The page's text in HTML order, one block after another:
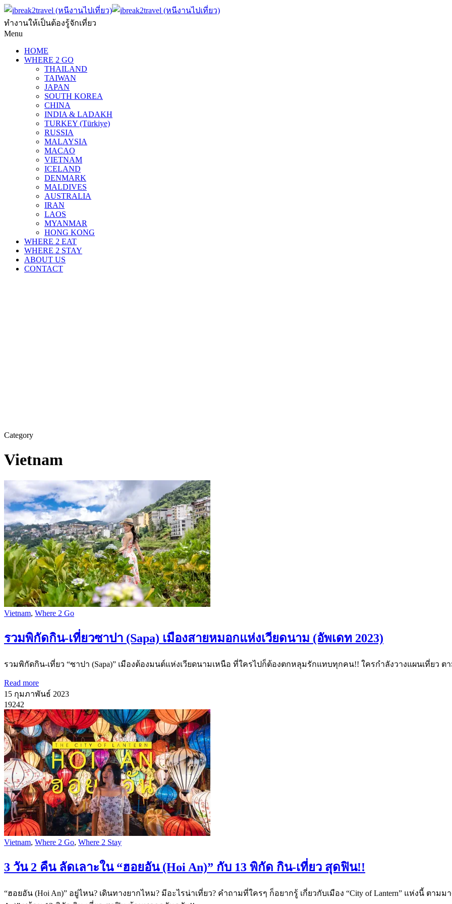
ทำงานให้เป็นต้องรู้จักเที่ยว
Menu
HOME
WHERE 2 GO
THAILAND
TAIWAN
JAPAN
SOUTH KOREA
CHINA
INDIA & LADAKH
TURKEY (Türkiye)
RUSSIA
MALAYSIA
MACAO
VIETNAM
ICELAND
DENMARK
MALDIVES
AUSTRALIA
IRAN
LAOS
MYANMAR
HONG KONG
WHERE 2 EAT
WHERE 2 STAY
ABOUT US
CONTACT
Category
Vietnam
Vietnam, Where 2 Go
รวมพิกัดกิน-เที่ยวซาปา (Sapa) เมืองสายหมอกแห่งเวียดนาม (อัพเดท 2023)
รวมพิกัดกิน-เที่ยว “ซาปา (Sapa)” เมืองต้องมนต์แห่งเวียดนามเหนือ ที่ใครไปก็ต้องตกหลุมรักแทบทุกคน!! ใครกำลังวางแผนเที่ยว ต
Read more
15 กุมภาพันธ์ 2023
19242
Vietnam, Where 2 Go, Where 2 Stay
3 วัน 2 คืน ลัดเลาะใน “ฮอยอัน (Hoi An)” กับ 13 พิกัด กิน-เที่ยว สุดฟิน!!
“ฮอยอัน (Hoi An)” อยู่ไหน? เดินทางยากไหม? มีอะไรน่าเที่ยว? คำถามที่ใครๆ ก็อยากรู้ เกี่ยวกับเมือง “City of Lantern” แห่งนี้ ต